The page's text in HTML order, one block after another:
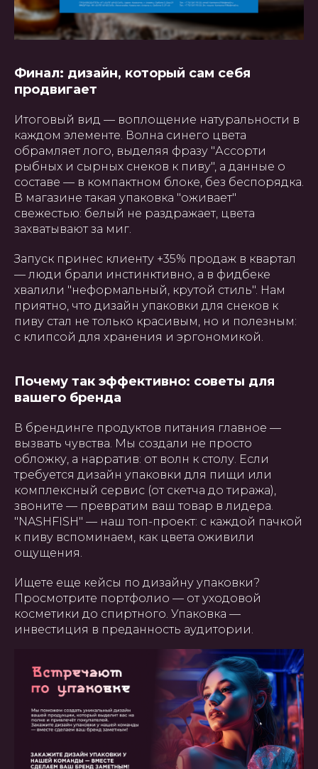
Финал: дизайн, который сам себя
продвигает
Итоговый вид — воплощение натуральности в
каждом элементе. Волна синего цвета
обрамляет лого, выделяя фразу "Ассорти
рыбных и сырных снеков к пиву", а данные о
составе — в компактном блоке, без беспорядка.
В магазине такая упаковка "оживает"
свежестью: белый не раздражает, цвета
захватывают за миг.
Запуск принес клиенту +35% продаж в квартал
— люди брали инстинктивно, а в фидбеке
хвалили "неформальный, крутой стиль". Нам
приятно, что дизайн упаковки для снеков к
пиву стал не только красивым, но и полезным:
с клипсой для хранения и эргономикой.
Почему так эффективно: советы для
вашего бренда
В брендинге продуктов питания главное —
вызвать чувства. Мы создали не просто
обложку, а нарратив: от волн к столу. Если
требуется дизайн упаковки для пищи или
комплексный сервис (от скетча до тиража),
звоните — превратим ваш товар в лидера.
"NASHFISH" — наш топ-проект: с каждой пачкой
к пиву вспоминаем, как цвета оживили
ощущения.
Ищете еще кейсы по дизайну упаковки?
Просмотрите портфолио — от уходовой
косметики до спиртного. Упаковка —
инвестиция в преданность аудитории.
Создание, поддержка и
ГЛАВНАЯ О НАС УПАКОВКА ПОЛИГРАФИЯ
БАННЕРЫ INSTAGRAM ПРЕЗЕНТАЦИИ САЙТЫ
ПОЛЬЗОВАТЕЛЬСКОЕ
СОГЛАШЕНИЕ